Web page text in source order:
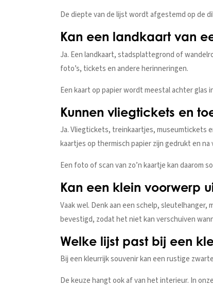
De diepte van de lijst wordt afgestemd op de
Kan een landkaart van
Ja. Een landkaart, stadsplattegrond of
foto’s, tickets en andere herinneringen.
Een kaart op papier wordt meestal achter
Kunnen vliegtickets en
Ja. Vliegtickets, treinkaartjes, museumtickets
kaartjes op thermisch papier zijn gedrukt en
Een foto of scan van zo’n kaartje kan daarom
Kan een klein voorwerp
Vaak wel. Denk aan een schelp,
bevestigd, zodat het niet kan verschuiven
Welke lijst past bij een
Bij een kleurrijk souvenir kan een rustige
De keuze hangt ook af van het interieur. In